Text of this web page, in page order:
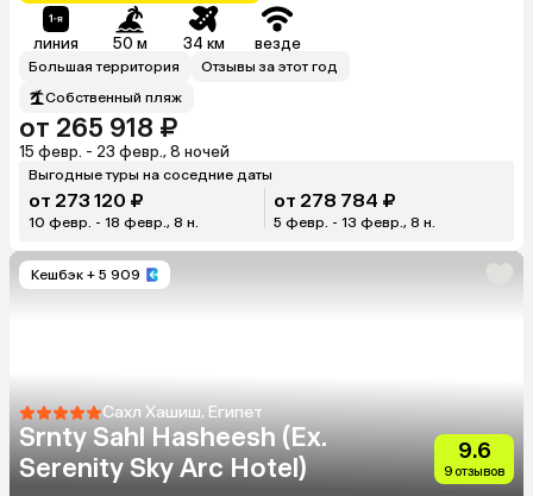
линия 50 м 34 км везде
Большая территория
Отзывы за этот год
Собственный пляж
от 265 918 ₽
15 февр. - 23 февр., 8 ночей
Выгодные туры на соседние даты
от 273 120 ₽
10 февр. - 18 февр., 8 н.
от 278 784 ₽
5 февр. - 13 февр., 8 н.
Кешбэк + 5 909
Сахл Хашиш, Египет
Srnty Sahl Hasheesh (Ex.
Serenity Sky Arc Hotel)
9.6
9 отзывов